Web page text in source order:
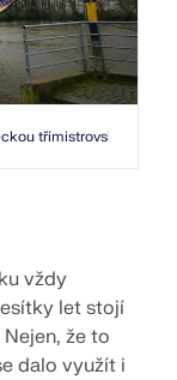
oblastí pro
větru
třímistrovskou
vždy
let stojí
že to
dalo využít i